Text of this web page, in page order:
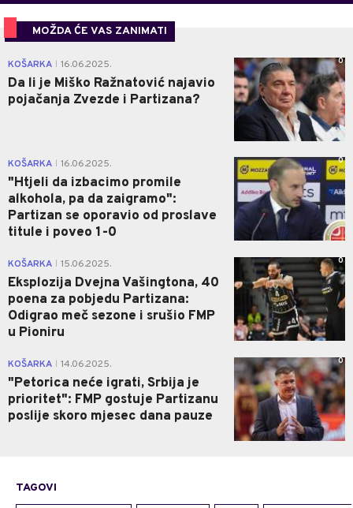
MOŽDA ĆE VAS ZANIMATI
KOŠARKA 16.06.2025.
Da li je Miško Ražnatović najavio
pojačanja Zvezde i Partizana?
0
KOŠARKA 16.06.2025.
"Htjeli da izbacimo promile
alkohola, pa da zaigramo":
Partizan se oporavio od proslave
titule i poveo 1-0
0
KOŠARKA 15.06.2025.
Eksplozija Dvejna Vašingtona, 40
poena za pobjedu Partizana:
Odigrao meč sezone i srušio FMP
u Pioniru
0
KOŠARKA 14.06.2025.
"Petorica neće igrati, Srbija je
prioritet": FMP gostuje Partizanu
poslije skoro mjesec dana pauze
0
TAGOVI